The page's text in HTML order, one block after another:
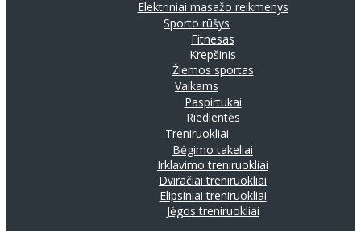
Elektriniai masažo reikmenys
Sporto rūšys
Fitnesas
Krepšinis
Žiemos sportas
Vaikams
Paspirtukai
Riedlentės
Treniruokliai
Bėgimo takeliai
Irklavimo treniruokliai
Dviračiai treniruokliai
Elipsiniai treniruokliai
Jėgos treniruokliai